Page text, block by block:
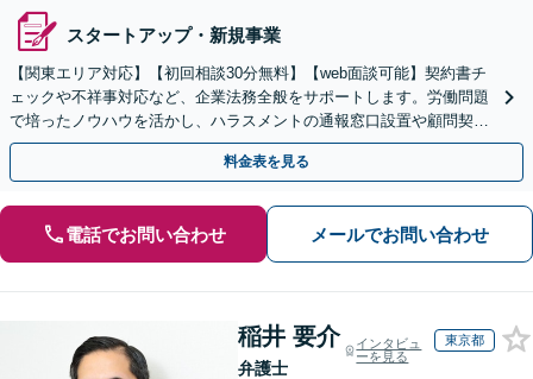
スタートアップ・新規事業
【関東エリア対応】【初回相談30分無料】【web面談可能】契約書チ
ェックや不祥事対応など、企業法務全般をサポートします。労働問題
で培ったノウハウを活かし、ハラスメントの通報窓口設置や顧問契約
での紛争予防をご提案いたします。単発ご依頼も歓迎。
料金表を見る
電話でお問い合わせ メールでお問い合わせ
稲井 要介
弁護士
インタビュ
ーを見る
東京都